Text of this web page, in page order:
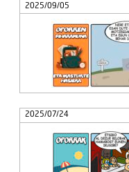
2025/09/05
2025/07/24